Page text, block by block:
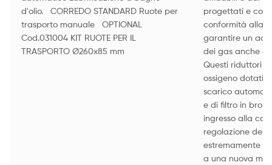
d'olio. CORREDO STANDARD Ruote per
trasporto manuale OPTIONAL
Cod.031004 KIT RUOTE PER IL
TRASPORTO Ø260x85 mm
progettati e
conformità alla
garantire un
dei gas anche
Questi riduttori
ossigeno dotati
scarico
e di filtro in
ingresso alla
regolazione
estremamente
a una nuova